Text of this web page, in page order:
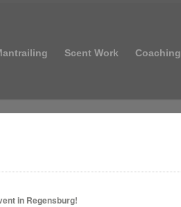
Scent Work Coaching
in Regensburg!